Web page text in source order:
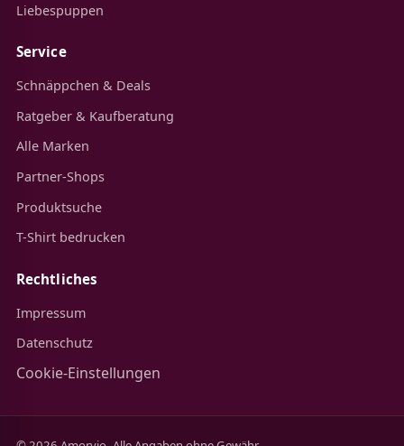
Liebespuppen
Service
Schnäppchen & Deals
Ratgeber & Kaufberatung
Alle Marken
Partner-Shops
Produktsuche
T-Shirt bedrucken
Rechtliches
Impressum
Datenschutz
Cookie-Einstellungen